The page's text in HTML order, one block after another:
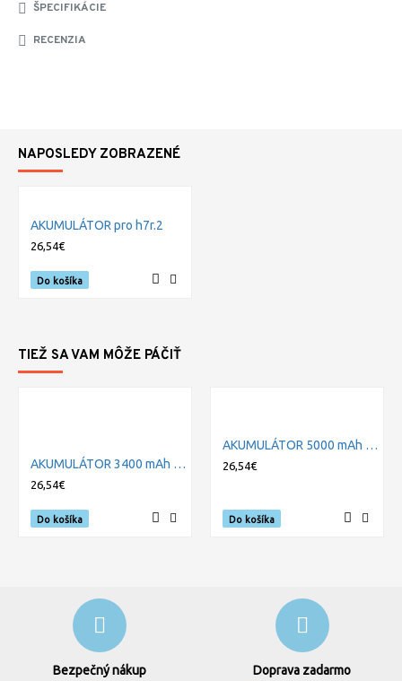
ŠPECIFIKÁCIE
RECENZIA
NAPOSLEDY ZOBRAZENÉ
AKUMULÁTOR pro h7r.2
26,54€
Do košíka
TIEŽ SA VAM MÔŽE PÁČIŤ
AKUMULÁTOR 3400 mAh pre f1r, h8r, mh10, neo 10r, p7r, mh11, mt10, ml6, pl6
26,54€
Do košíka
AKUMULÁTOR 5000 mAh pro mt14
26,54€
Do košíka
Bezpečný nákup Doprava zadarmo